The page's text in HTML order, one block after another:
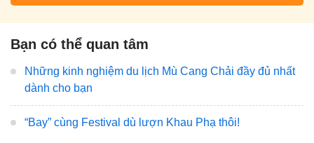
Bạn có thể quan tâm
Những kinh nghiệm du lịch Mù Cang Chải đầy đủ nhất
dành cho bạn
“Bay” cùng Festival dù lượn Khau Phạ thôi!